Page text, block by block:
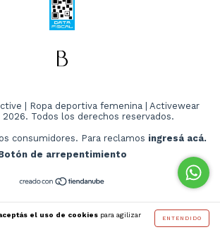
el uso de cookies para agilizar
ENTENDIDO
| Ropa deportiva femenina | Activewear
Todos los derechos reservados.
consumidores. Para reclamos ingresá acá.
de arrepentimiento